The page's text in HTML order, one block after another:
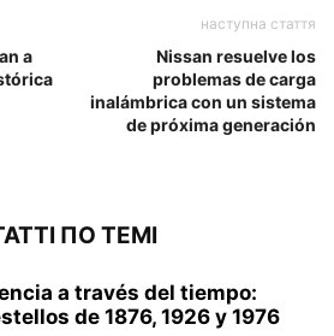
a
наступна стаття
Nissan resuelve los
problemas de carga
inalámbrica con un sistema
de próxima generación
ПО ТЕМІ
a través del tiempo:
de 1876, 1926 y 1976